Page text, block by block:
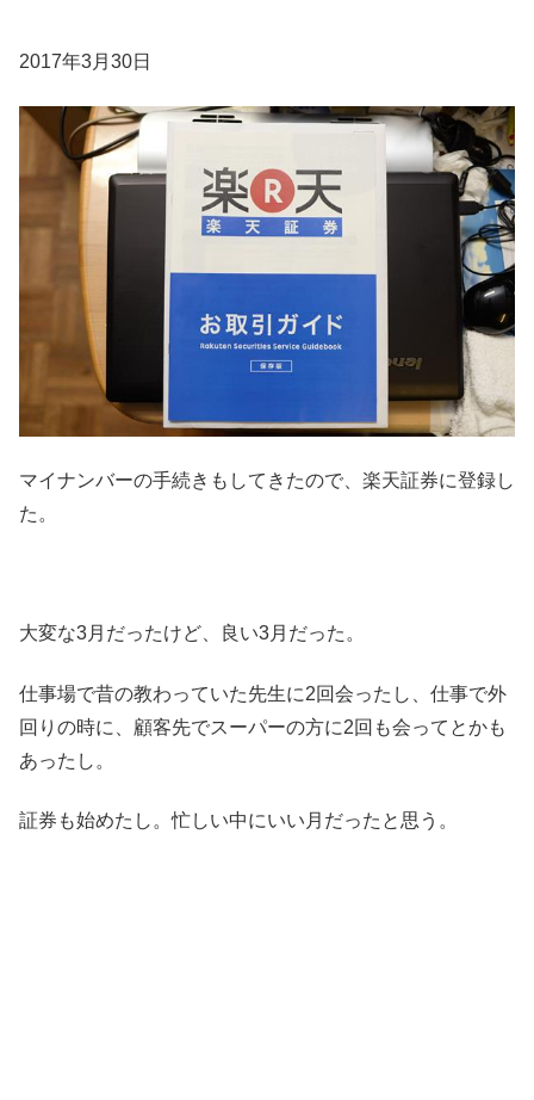
2017年3月30日
マイナンバーの手続きもしてきたので、楽天証券に登録し
た。
大変な3月だったけど、良い3月だった。
仕事場で昔の教わっていた先生に2回会ったし、仕事で外
回りの時に、顧客先でスーパーの方に2回も会ってとかも
あったし。
証券も始めたし。忙しい中にいい月だったと思う。